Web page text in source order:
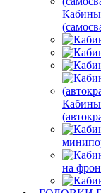
Кабины
на